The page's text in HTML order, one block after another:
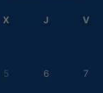
X J V
5 6 7